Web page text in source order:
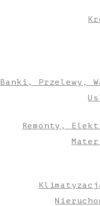
Banki, Przelewy,
Remonty,